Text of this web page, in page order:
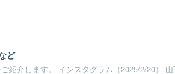
ど
紹介します。 インスタグラム（2025/2/20）